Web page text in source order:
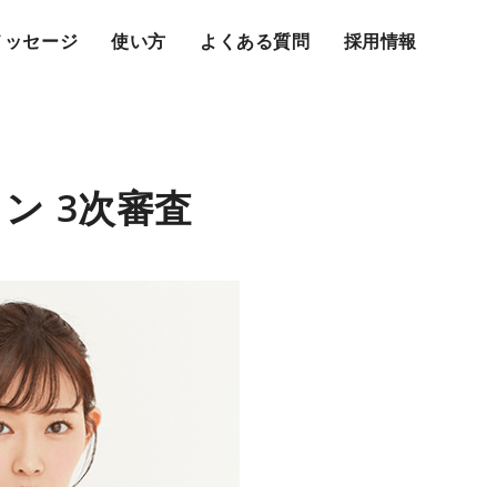
ッセージ 使い方 よくある質問 採用情報
3次審査